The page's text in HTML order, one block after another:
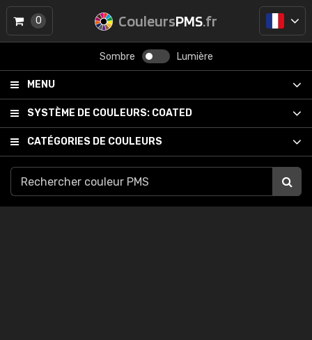
CouleursPMS.fr
Sombre Lumière
MENU
SYSTÈME DE COULEURS: COATED
CATÉGORIES DE COULEURS
0